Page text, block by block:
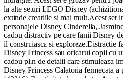
la alte seturi LEGO Disney
extinde creatiile si mai mult.Acest set
personajele Disney Cinderella,
cadou distractiv pe care fanii Disney
il construiasca si exploreze.Distractie
Disney Princess sau oricarui copil cu
cadou plin de detalii care stimuleaza
Disney Princess Calatoria fermecata a